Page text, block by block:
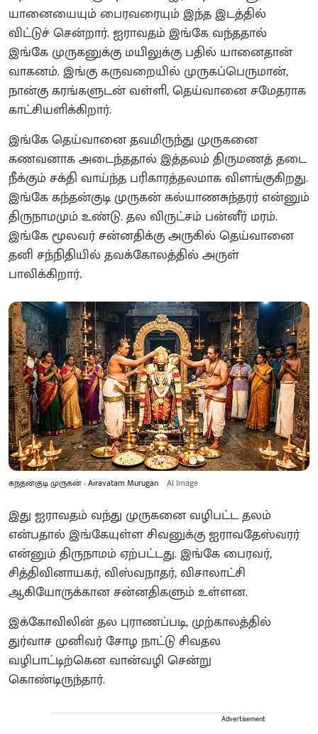
யானையையும் பைரவரையும் இந்த இடத்தில்
விட்டுச் சென்றார். ஐராவதம் இங்கே வந்ததால்
இங்கே முருகனுக்கு மயிலுக்கு பதில் யானைதான்
வாகனம். இங்கு கருவறையில் முருகப்பெருமான்,
நான்கு கரங்களுடன் வள்ளி, தெய்வானை சமேதராக
காட்சியளிக்கிறார்.
இங்கே தெய்வானை தவமிருந்து முருகனை
கணவனாக அடைந்ததால் இத்தலம் திருமணத் தடை
நீக்கும் சக்தி வாய்ந்த பரிகாரத்தலமாக விளங்குகிறது.
இங்கே கந்தன்குடி முருகன் கல்யாணசுந்தரர் என்னும்
திருநாமமும் உண்டு. தல விருட்சம் பன்னீர் மரம்.
இங்கே மூலவர் சன்னதிக்கு அருகில் தெய்வானை
தனி சந்நிதியில் தவக்கோலத்தில் அருள்
பாலிக்கிறார்.
கந்தன்குடி முருகன் - Airavatam Murugan AI Image
இது ஐராவதம் வந்து முருகனை வழிபட்ட தலம்
என்பதால் இங்கேயுள்ள சிவனுக்கு ஐராவதேஸ்வரர்
என்னும் திருநாமம் ஏற்பட்டது. இங்கே பைரவர்,
சித்திவினாயகர், விஸ்வநாதர், விசாலாட்சி
ஆகியோருக்கான சன்னதிகளும் உள்ளன.
இக்கோவிலின் தல புராணப்படி, முற்காலத்தில்
துர்வாச முனிவர் சோழ நாட்டு சிவதல
வழிபாட்டிற்கென வான்வழி சென்று
கொண்டிருந்தார்.
Advertisement